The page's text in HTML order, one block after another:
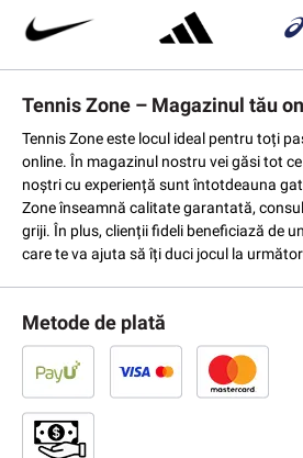
Tennis Zone – Magazinul tău
Tennis Zone este locul ideal pentru toți
online. În magazinul nostru vei găsi tot
noștri cu experiență sunt întotdeauna
Zone înseamnă calitate garantată,
griji. În plus, clienții fideli beneficiază de
care te va ajuta să îți duci jocul la
Metode de plată